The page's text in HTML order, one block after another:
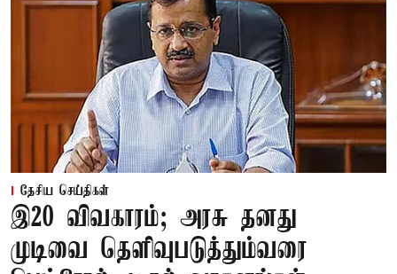
தேசிய செய்திகள்
இ20 விவகாரம்; அரசு தனது
முடிவை தெளிவுபடுத்தும்வரை